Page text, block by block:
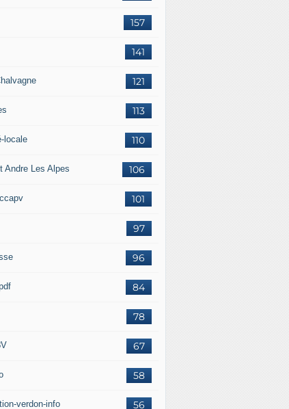
157
141
121
113
110
locale
106
Andre Les Alpes
101
97
96
84
78
67
58
56
verdon-info